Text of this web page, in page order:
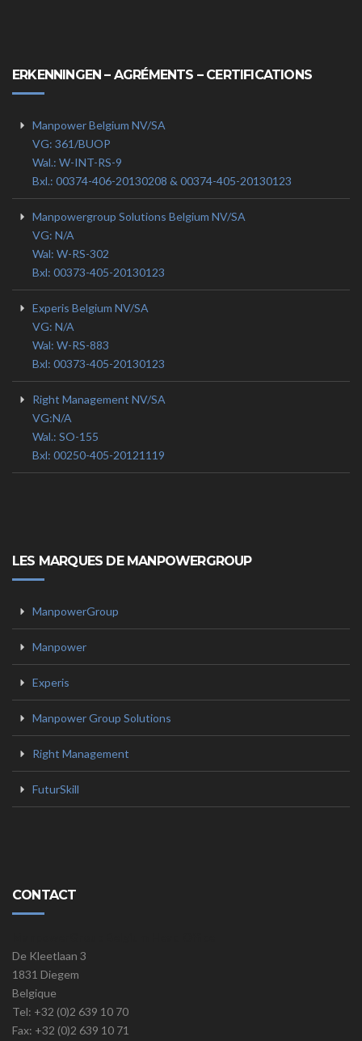
ERKENNINGEN – AGRÉMENTS – CERTIFICATIONS
Manpower Belgium NV/SA
VG: 361/BUOP
Wal.: W-INT-RS-9
Bxl.: 00374-406-20130208 & 00374-405-20130123
Manpowergroup Solutions Belgium NV/SA
VG: N/A
Wal: W-RS-302
Bxl: 00373-405-20130123
Experis Belgium NV/SA
VG: N/A
Wal: W-RS-883
Bxl: 00373-405-20130123
Right Management NV/SA
VG:N/A
Wal.: SO-155
Bxl: 00250-405-20121119
LES MARQUES DE MANPOWERGROUP
ManpowerGroup
Manpower
Experis
Manpower Group Solutions
Right Management
FuturSkill
CONTACT
De Kleetlaan 3
1831 Diegem
Belgique
Tel: +32 (0)2 639 10 70
Fax: +32 (0)2 639 10 71